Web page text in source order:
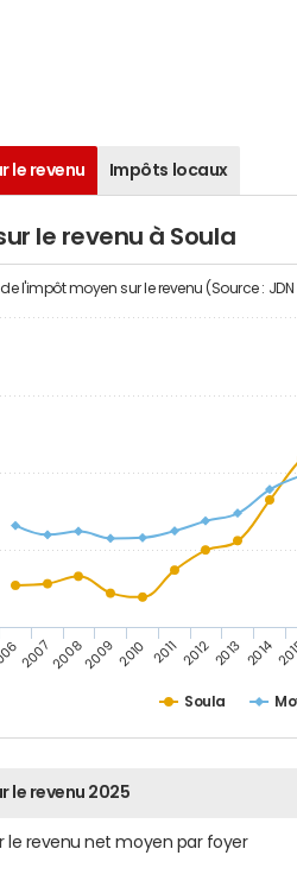
le revenu Impôts locaux
le revenu à Soula
l'impôt moyen sur le revenu (Source :
Soula
2007200820092010 2011 20122013 2014
le revenu 2025
le revenu net moyen par foyer